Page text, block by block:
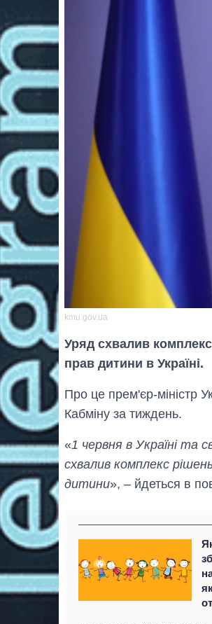
kmu.gov.ua
Уряд схвалив
прав дитини в Україні.
Про це прем'єр-міністр
Кабміну за тиждень.
«1 червня в Україні та
схвалив комплекс
дитини», – йдеться в